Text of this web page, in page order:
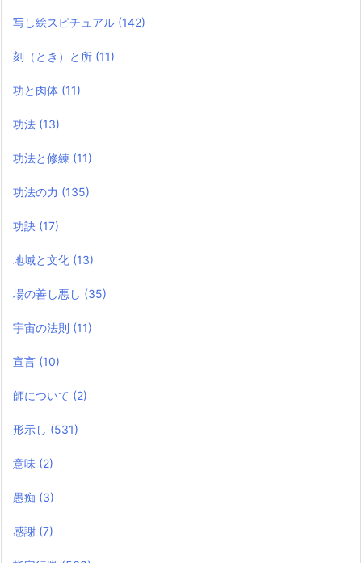
写し絵スピチュアル (142)
刻（とき）と所 (11)
功と肉体 (11)
功法 (13)
功法と修練 (11)
功法の力 (135)
功訣 (17)
地域と文化 (13)
場の善し悪し (35)
宇宙の法則 (11)
宣言 (10)
師について (2)
形示し (531)
意味 (2)
愚痴 (3)
感謝 (7)